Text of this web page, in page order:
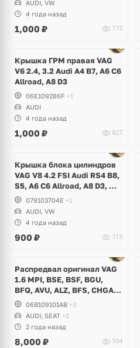
AUDI, VW
4 года назад
1,000 ₽ 775
Крышка ГРМ правая VAG
V6 2.4, 3.2 Audi A4 B7, A6 C6
Allroad, A8 D3
06E109286F +1
AUDI
4 года назад
1,000 ₽ 827
Крышка блока цилиндров
VAG V8 4.2 FSI Audi RS4 B8,
S5, A6 C6 Allroad, A8 D3, Q7,
Volkswagen Touareg
079103704E +1
AUDI, VW
4 года назад
900 ₽ 713
Распредвал оригинал VAG
1.6 MPI, BSE, BSF, BGU,
BFQ, AVU, ALZ, BFS, CHGA,
CMXA, Audi A3, A4 B5, B6,
B7, Volkswagen Golf 4, 5, 6,
Passat, Jetta, Caddy,
Touran, Skoda Octavia A5,
Seat Leon
06B109101AB +3
AUDI, SEAT +2
2 года назад
8,000 ₽ 934